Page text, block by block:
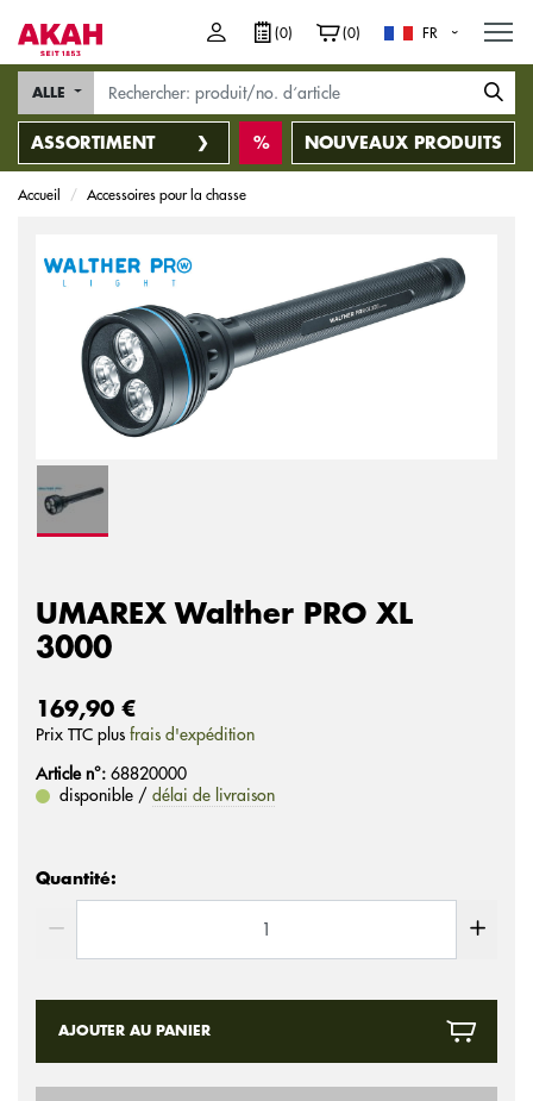
(0) (0) FR
ASSORTIMENT
ALLE
NOUVEAUX PRODUITS
Accueil Accessoires pour la chasse
UMAREX Walther PRO XL
3000
169,90 €
Prix ​​TTC plus frais d'expédition
Article n°: 68820000
disponible / délai de livraison
Quantité:
AJOUTER AU PANIER